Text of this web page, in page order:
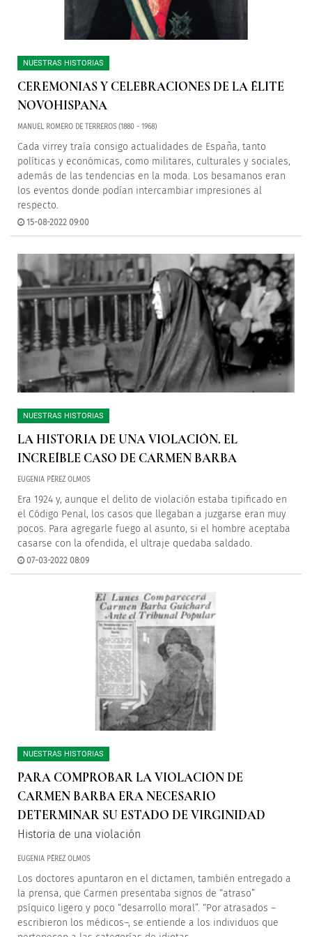
NUESTRAS HISTORIAS
CEREMONIAS Y CELEBRACIONES DE LA ÉLITE
NOVOHISPANA
MANUEL ROMERO DE TERREROS (1880 - 1968)
Cada virrey traía consigo actualidades de España, tanto
políticas y económicas, como militares, culturales y sociales,
además de las tendencias en la moda. Los besamanos eran
los eventos donde podían intercambiar impresiones al
respecto.
15-08-2022 09:00
NUESTRAS HISTORIAS
LA HISTORIA DE UNA VIOLACIÓN. EL
INCREÍBLE CASO DE CARMEN BARBA
EUGENIA PÉREZ OLMOS
Era 1924 y, aunque el delito de violación estaba tipificado en
el Código Penal, los casos que llegaban a juzgarse eran muy
pocos. Para agregarle fuego al asunto, si el hombre aceptaba
casarse con la ofendida, el ultraje quedaba saldado.
07-03-2022 08:09
NUESTRAS HISTORIAS
PARA COMPROBAR LA VIOLACIÓN DE
CARMEN BARBA ERA NECESARIO
DETERMINAR SU ESTADO DE VIRGINIDAD
Historia de una violación
EUGENIA PÉREZ OLMOS
Los doctores apuntaron en el dictamen, también entregado a
la prensa, que Carmen presentaba signos de “atraso”
psíquico ligero y poco “desarrollo moral”. “Por atrasados –
escribieron los médicos–, se entiende a los individuos que